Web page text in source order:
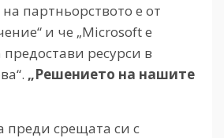
партньорството е от
и че „Microsoft е
ресурси в
„Решението на нашите
преди срещата си с